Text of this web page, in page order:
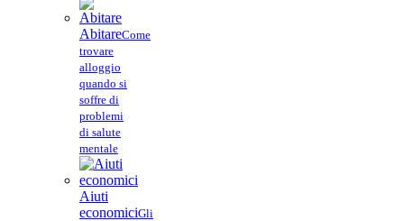
AbitareCome
trovare
alloggio
quando si
soffre di
problemi
di salute
mentale
Aiuti
economiciGli